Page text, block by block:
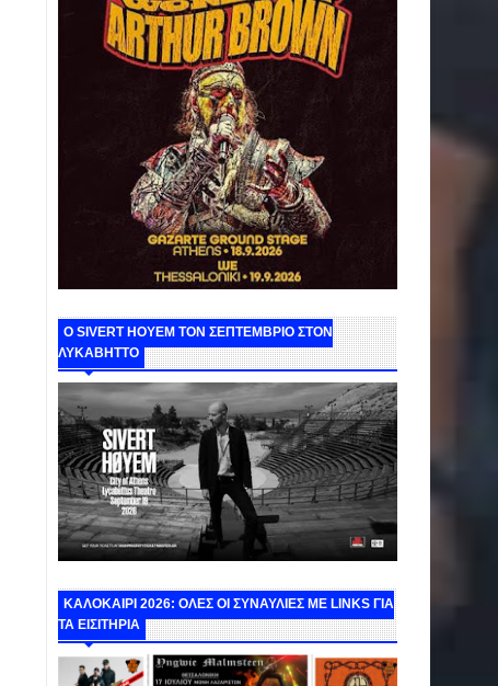
Ο SIVERT HOYEM ΤΟΝ ΣΕΠΤΕΜΒΡΙΟ ΣΤΟΝ
ΛΥΚΑΒΗΤΤΟ
ΚΑΛΟΚΑΙΡΙ 2026: ΟΛΕΣ ΟΙ ΣΥΝΑΥΛΙΕΣ ΜΕ LINKS ΓΙΑ
ΤΑ ΕΙΣΙΤΗΡΙΑ